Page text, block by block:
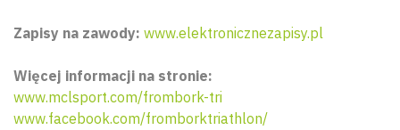
Zapisy na zawody: www.elektronicznezapisy.pl
Więcej informacji na stronie:
www.mclsport.com/frombork-tri
www.facebook.com/fromborktriathlon/